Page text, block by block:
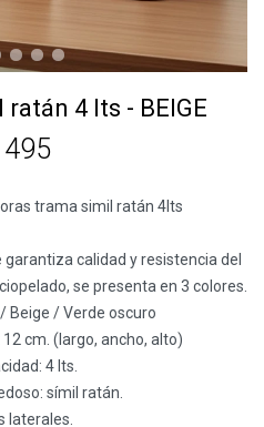
4 lts - BEIGE
495
trama simil ratán 4lts
calidad y resistencia del
se presenta en 3 colores.
Beige / Verde oscuro
cm. (largo, ancho, alto)
4 lts.
símil ratán.
laterales.